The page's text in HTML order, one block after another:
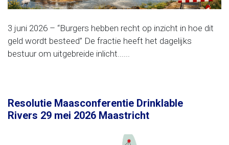
3 juni 2026 – “Burgers hebben recht op inzicht in hoe dit
geld wordt besteed” De fractie heeft het dagelijks
bestuur om uitgebreide inlicht......
Resolutie Maasconferentie Drinklable
Rivers 29 mei 2026 Maastricht